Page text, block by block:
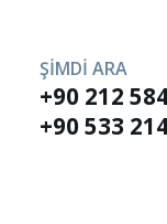
ŞİMDİ ARA
+90 212
+90 533